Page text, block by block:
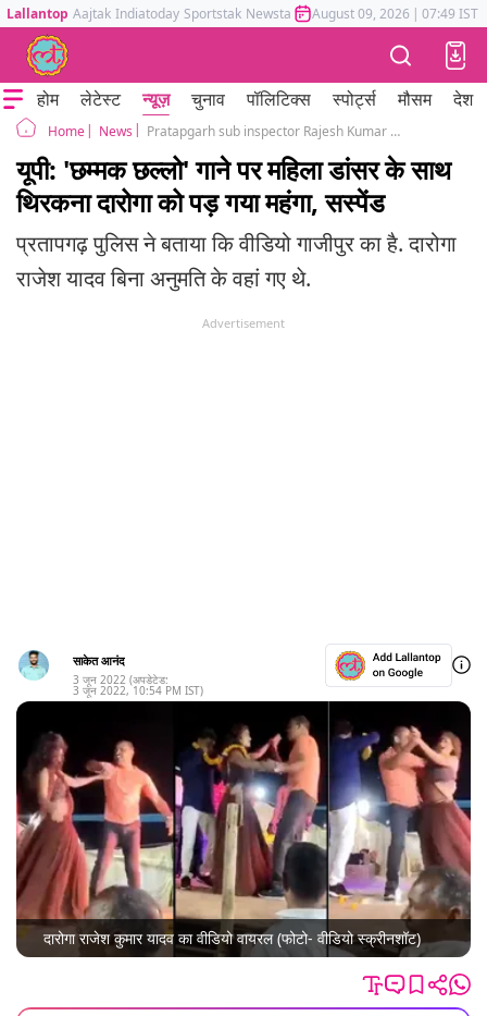
Lallantop Aajtak Indiatoday Sportstak Newstak Mumbai Tak Astrotak
August 09, 2026 | 07:49 IST
होम लेटेस्ट न्यूज़ चुनाव पॉलिटिक्स स्पोर्ट्स मौसम देश
Home News Pratapgarh sub inspector Rajesh Kumar Yadav suspended over viral video with woman dancer
यूपी: 'छम्मक छल्लो' गाने पर महिला डांसर के साथ
थिरकना दारोगा को पड़ गया महंगा, सस्पेंड
प्रतापगढ़ पुलिस ने बताया कि वीडियो गाजीपुर का है. दारोगा
राजेश यादव बिना अनुमति के वहां गए थे.
Advertisement
साकेत आनंद
3 जून 2022 (अपडेटेड:
3 जून 2022, 10:54 PM IST)
दारोगा राजेश कुमार यादव का वीडियो वायरल (फोटो- वीडियो स्क्रीनशॉट)